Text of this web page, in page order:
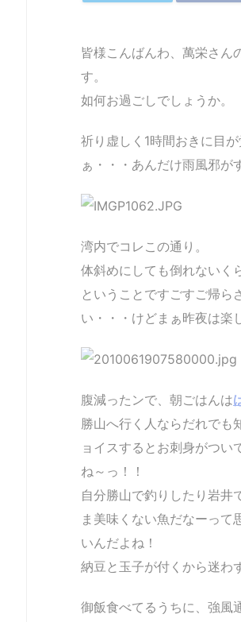
皆様こんばんわ、萬栄さん
す。
如何お過ごしでしょうか。
祈り虚しく1時間おきに目
ぁ・・・あんだけ雨風邪が
湾内でコレこの通り。
体斜めにしても倒れないく
ということですごすご帰ら
い・・・けどまぁ昨夜は楽
腹減ったンで、朝ごはんは
勝山へ行く人ならだれでも
ョイスするとお刺身がつ
ね～っ！！
自分勝山で釣りしたり岩井
ま美味くない魚だなーって
いんだよね！
納豆と玉子が付くから迷わ
御飯食べてるうちに、強風